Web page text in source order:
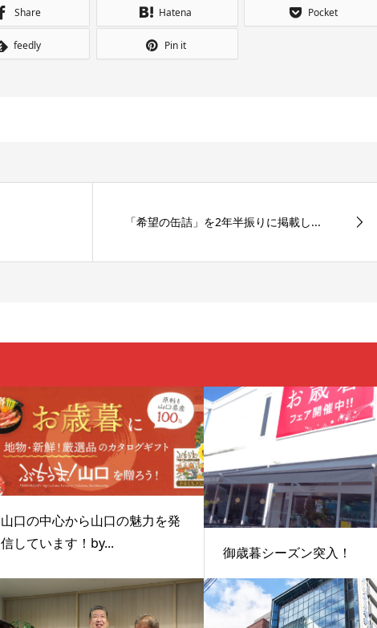
Share Hatena Pocket
feedly Pin it
「希望の缶詰」を2年半振りに掲載し...
山口の中心から山口の魅力を発
信しています！by...
御歳暮シーズン突入！